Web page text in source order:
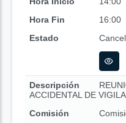
Hora Fin
16:00
Estado
Descripción
ACCIDENTAL DE
Comisión